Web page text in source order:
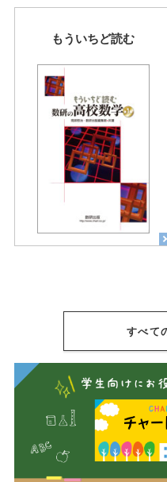
もういちど読む
すべて